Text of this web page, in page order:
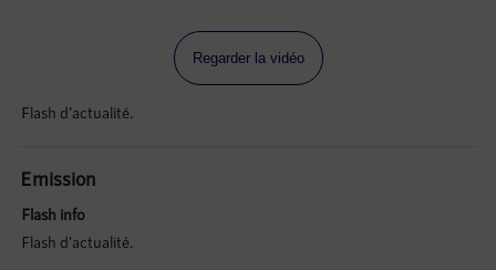
Regarder la vidéo
Flash d'actualité.
Emission
Flash info
Flash d'actualité.